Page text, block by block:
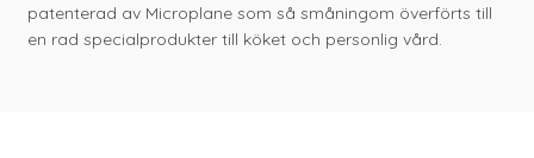
patenterad av Microplane som så småningom överförts till
en rad specialprodukter till köket och personlig vård.